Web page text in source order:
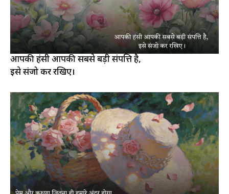
आपकी हंसी आपकी सबसे बड़ी संपत्ति है,
इसे संजो कर रखिए।